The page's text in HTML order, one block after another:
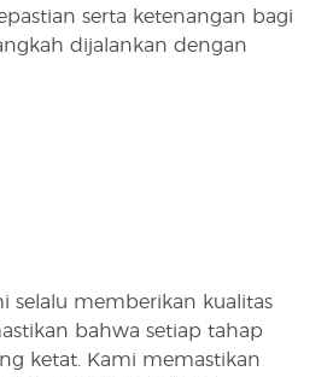
serta ketenangan bagi
dijalankan dengan
selalu memberikan kualitas
bahwa setiap tahap
ketat. Kami memastikan